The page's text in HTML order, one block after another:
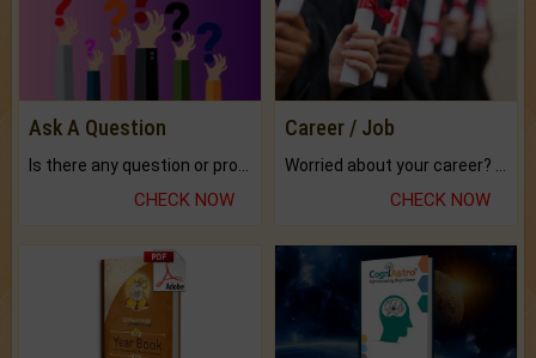
Ask A Question
CHECK NOW
Career / Job
CHECK NOW